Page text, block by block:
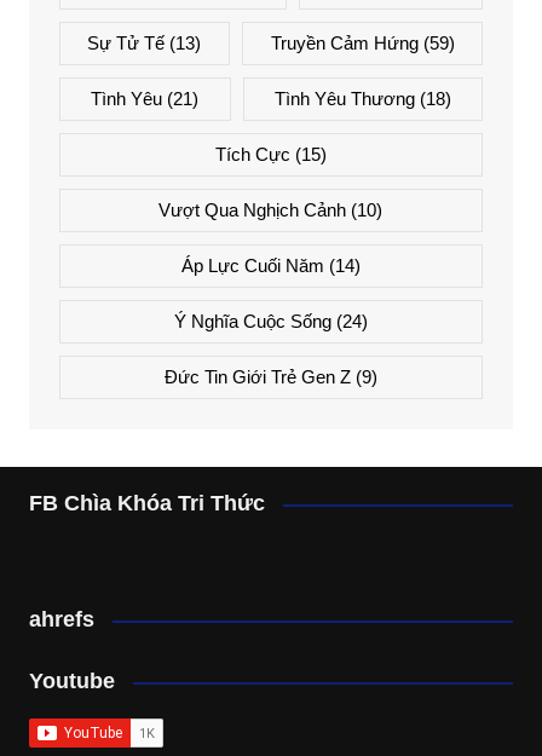
Sự Tử Tế (13) Truyền Cảm Hứng(59)
Tình Yêu (21) Tình Yêu Thương(18)
Tích Cực (15)
Vượt Qua Nghịch Cảnh (10)
Áp Lực Cuối Năm (14)
Ý Nghĩa Cuộc Sống(24)
Đức Tin Giới Trẻ Gen Z(9)
FB Chìa Khóa Tri Thức
ahrefs
Youtube